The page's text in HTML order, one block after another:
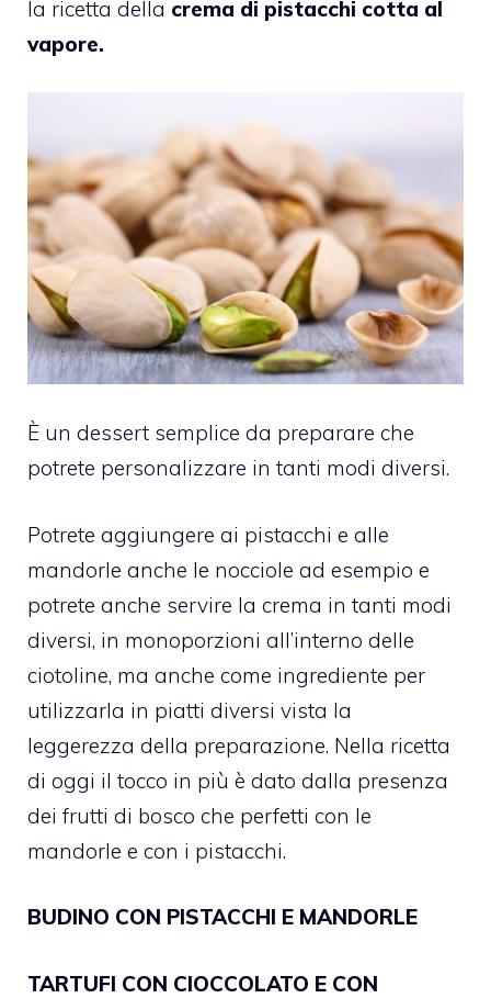
la ricetta della crema di pistacchi cotta al
vapore.
È un dessert semplice da preparare che
potrete personalizzare in tanti modi diversi.
Potrete aggiungere ai pistacchi e alle
mandorle anche le nocciole ad esempio e
potrete anche servire la crema in tanti modi
diversi, in monoporzioni all’interno delle
ciotoline, ma anche come ingrediente per
utilizzarla in piatti diversi vista la
leggerezza della preparazione. Nella ricetta
di oggi il tocco in più è dato dalla presenza
dei frutti di bosco che perfetti con le
mandorle e con i pistacchi.
BUDINO CON PISTACCHI E MANDORLE
TARTUFI CON CIOCCOLATO E CON